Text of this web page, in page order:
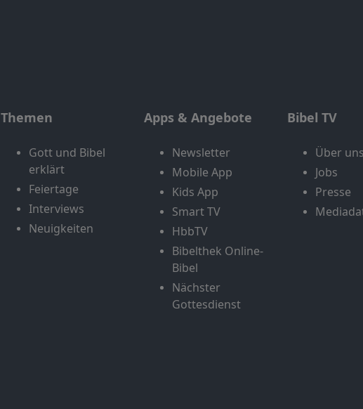
Themen
Gott und Bibel
erklärt
Feiertage
Interviews
Neuigkeiten
Apps & Angebote
Newsletter
Mobile App
Kids App
Smart TV
HbbTV
Bibelthek Online-
Bibel
Nächster
Gottesdienst
Bibel TV
Über uns
Jobs
Presse